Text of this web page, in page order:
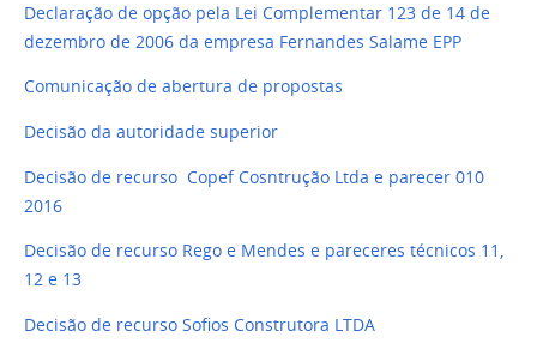
Declaração de opção pela Lei Complementar 123 de 14 de
dezembro de 2006 da empresa Fernandes Salame EPP
Comunicação de abertura de propostas
Decisão da autoridade superior
Decisão de recurso Copef Cosntrução Ltda e parecer 010
2016
Decisão de recurso Rego e Mendes e pareceres técnicos 11,
12 e 13
Decisão de recurso Sofios Construtora LTDA